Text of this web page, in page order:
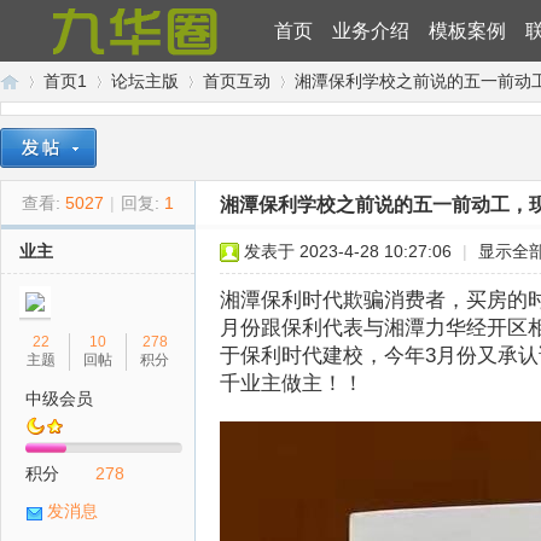
首页 业务介绍 模板案例
九»
首页1
›
论坛主版
›
首页互动
›
湘潭保利学校之前说的五一前动
查看: 5027 | 回复: 1 湘潭保利学校之前说的五一前动工，
业主
22
主题
10
回帖
278
积分
中级会员
积分
278
发消息
发表于 2023-4-28 10:27:06 | 显示全
湘潭保利时代欺骗消费者，买房的
月份跟保利代表与湘潭力华经开
于保利时代建校，今年3月份又承
千业主做主！！